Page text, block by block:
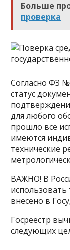
Больше
проверка
Согласно ФЗ
статус
для любого
прошло все
имеются
технические
ВАЖНО! В
внесено в
Госреестр
следующих